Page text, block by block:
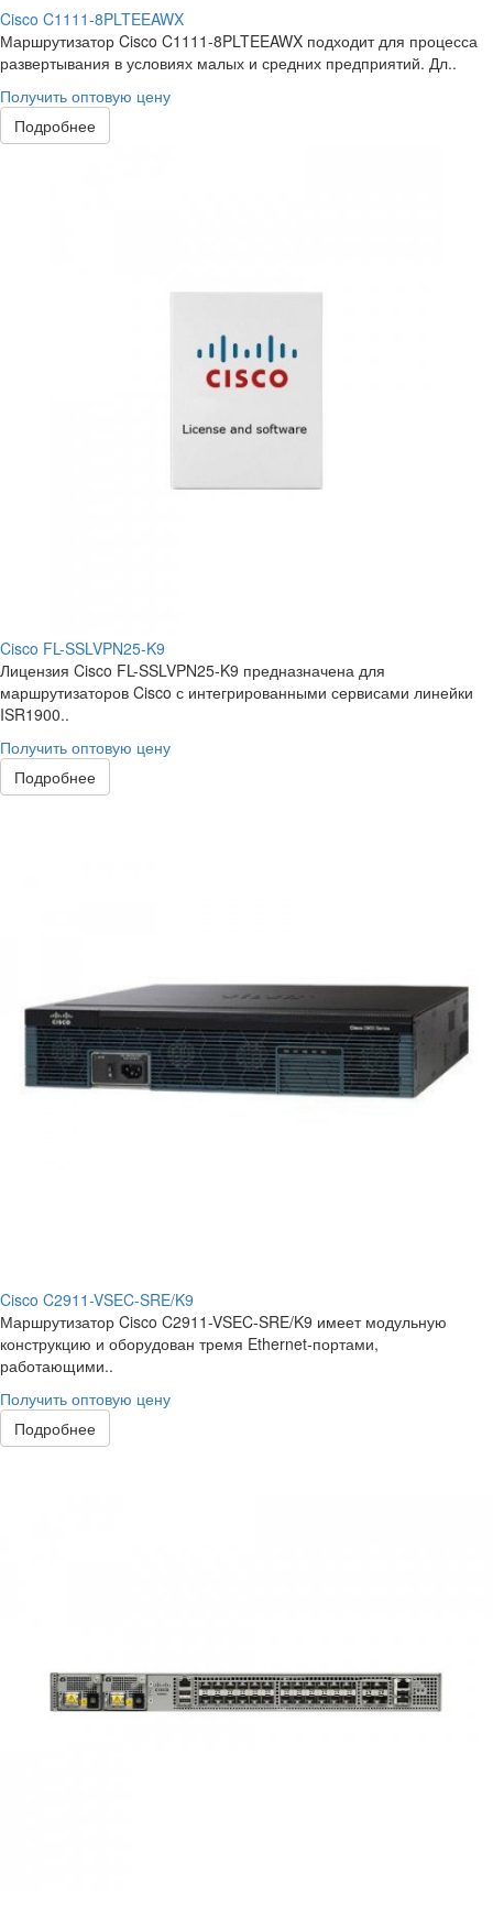
Cisco C1111-8PLTEEAWX
Маршрутизатор Cisco C1111-8PLTEEAWX подходит для процесса
развертывания в условиях малых и средних предприятий. Дл..
Получить оптовую цену
Подробнее
Cisco FL-SSLVPN25-K9
Лицензия Cisco FL-SSLVPN25-K9 предназначена для
маршрутизаторов Cisco с интегрированными сервисами линейки
ISR1900..
Получить оптовую цену
Подробнее
Cisco C2911-VSEC-SRE/K9
Маршрутизатор Cisco C2911-VSEC-SRE/K9 имеет модульную
конструкцию и оборудован тремя Ethernet-портами,
работающими..
Получить оптовую цену
Подробнее